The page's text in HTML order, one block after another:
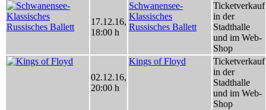
17.12.16,
18:00 h
Schwanensee-
Klassisches
Russisches Ballett
Ticketverkauf
in der
Stadthalle
und im Web-
Shop
02.12.16,
20:00 h
Kings of Floyd
Ticketverkauf
in der
Stadthalle
und im Web-
Shop